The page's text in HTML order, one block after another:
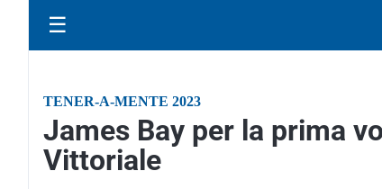
☰
TENER-A-MENTE 2023
James Bay per la prima
Vittoriale